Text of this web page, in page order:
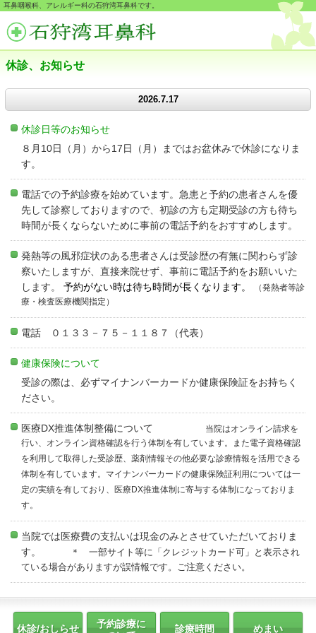
耳鼻咽喉科、アレルギー科の石狩湾耳鼻科です。
休診、お知らせ
2026.7.17
休診日等のお知らせ
８月10日（月）から17日（月）まではお盆休みで休診になりま
す。
電話での予約診療を始めています。急患と予約の患者さんを優
先して診察しておりますので、初診の方も定期受診の方も待ち
時間が長くならないために事前の電話予約をおすすめします。
発熱等の風邪症状のある患者さんは受診歴の有無に関わらず診
察いたしますが、直接来院せず、事前に電話予約をお願いいた
します。
予約がない時は待ち時間が長くなります。 （発熱者等診
療・検査医療機関指定）
電話 ０１３３－７５－１１８７（代表）
健康保険について
受診の際は、必ずマイナンバーカードか健康保険証をお持ちく
ださい。
医療DX推進体制整備について 当院はオンライン請求を
行い、オンライン資格確認を行う体制を有しています。また電子資格確認
を利用して取得した受診歴、薬剤情報その他必要な診療情報を活用できる
体制を有しています。マイナンバーカードの健康保険証利用については一
定の実績を有しており、医療DX推進体制に寄与する体制になっておりま
す。
当院では医療費の支払いは現金のみとさせていただいておりま
す。
＊ 一部サイト等に「クレジットカード可」と表示され
ている場合がありますが誤情報です。ご注意ください。
休診/おしらせ
予約診療に
診療時間 めまい